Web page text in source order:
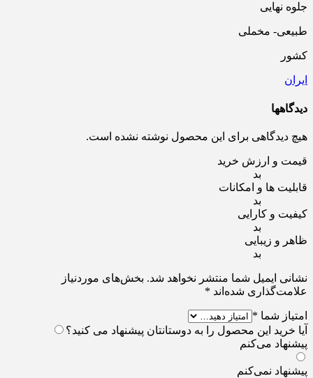
جلوه نهایی
طبیعی- مخملی
کشور
ایران
دیدگاهها
هیچ دیدگاهی برای این محصول نوشته نشده است.
قیمت و ارزش خرید
بد
قابلیت ها و امکانات
بد
کیفیت و کارایی
بد
ظاهر و زیبایی
بد
نشانی ایمیل شما منتشر نخواهد شد. بخش‌های موردنیاز
علامت‌گذاری شده‌اند *
امتیاز شما *
آیا خرید این محصول را به دوستانتان پیشنهاد می کنید؟
پیشنهاد می‌کنم
پیشنهاد نمی‌کنم